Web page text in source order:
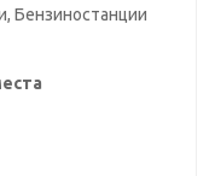
Бензиностанции